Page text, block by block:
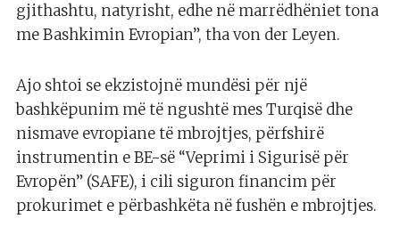
gjithashtu, natyrisht, edhe në marrëdhëniet tona
me Bashkimin Evropian”, tha von der Leyen.
Ajo shtoi se ekzistojnë mundësi për një
bashkëpunim më të ngushtë mes Turqisë dhe
nismave evropiane të mbrojtjes, përfshirë
instrumentin e BE-së “Veprimi i Sigurisë për
Evropën” (SAFE), i cili siguron financim për
prokurimet e përbashkëta në fushën e mbrojtjes.